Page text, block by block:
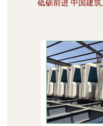
砥砺前进 中国建